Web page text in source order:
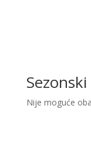
Nije moguće